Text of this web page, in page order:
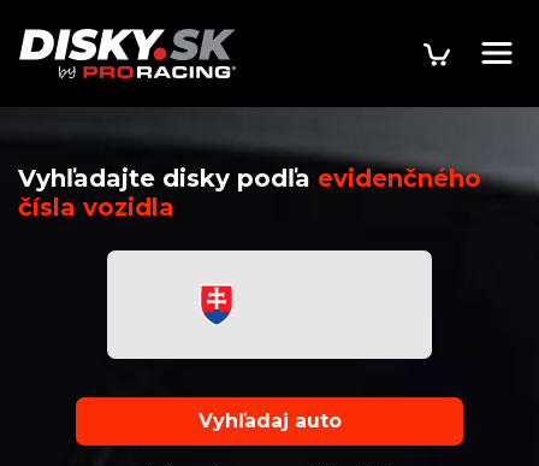
Vyhľadajte disky podľa evidenčného
čísla vozidla
Vyhľadaj auto